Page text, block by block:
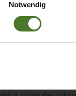
Notwendig
produttiva
da 9,80 sino
con
con regolazione